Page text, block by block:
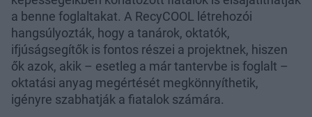
a benne foglaltakat. A RecyCOOL létrehozói
hangsúlyozták, hogy a tanárok, oktatók,
ifjúságsegítők is fontos részei a projektnek, hiszen
ők azok, akik – esetleg a már tantervbe is foglalt –
oktatási anyag megértését megkönnyíthetik,
igényre szabhatják a fiatalok számára.